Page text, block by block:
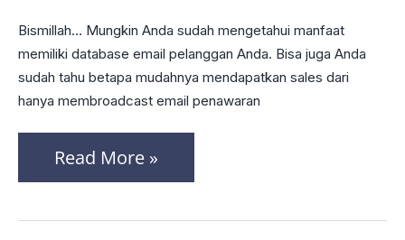
Bismillah… Mungkin Anda sudah mengetahui manfaat
memiliki database email pelanggan Anda. Bisa juga Anda
sudah tahu betapa mudahnya mendapatkan sales dari
hanya membroadcast email penawaran
Semakin
Menguntungkan
Read More »